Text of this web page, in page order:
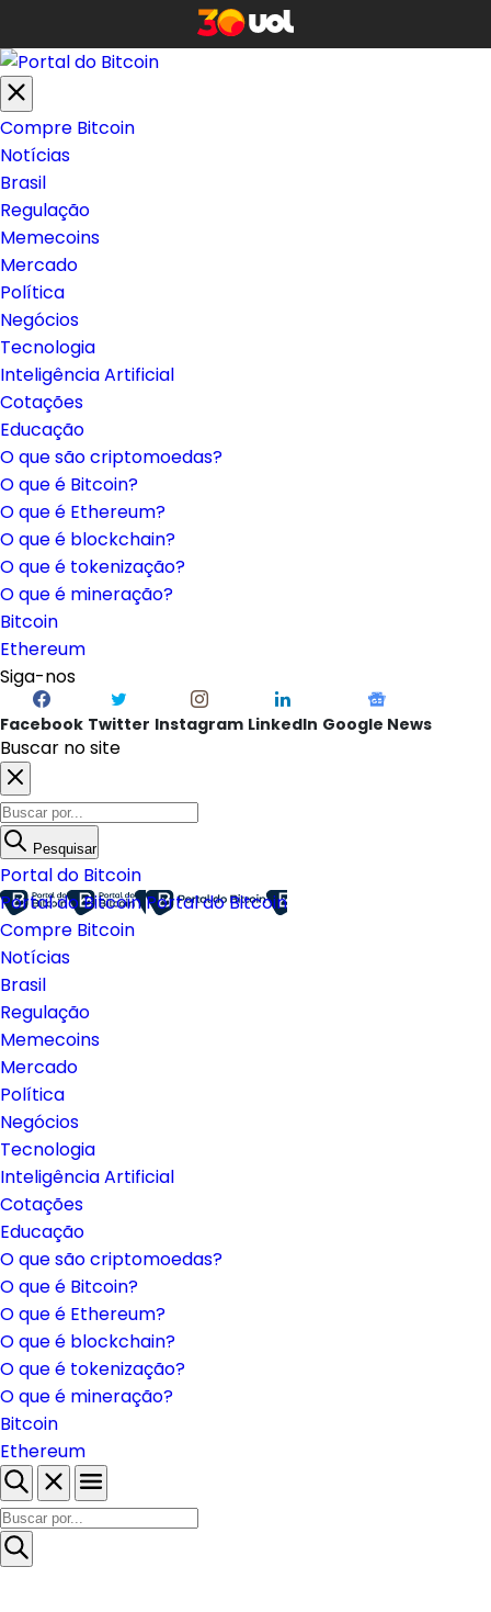
Compre Bitcoin
Notícias
Brasil
Regulação
Memecoins
Mercado
Política
Negócios
Tecnologia
Inteligência Artificial
Cotações
Educação
O que são criptomoedas?
O que é Bitcoin?
O que é Ethereum?
O que é blockchain?
O que é tokenização?
O que é mineração?
Bitcoin
Ethereum
Siga-nos
Facebook Twitter Instagram LinkedIn Google News
Buscar no site
Pesquisar
Portal do Bitcoin
Portal do BitcoinPortal do Bitcoin
Compre Bitcoin
Notícias
Brasil
Regulação
Memecoins
Mercado
Política
Negócios
Tecnologia
Inteligência Artificial
Cotações
Educação
O que são criptomoedas?
O que é Bitcoin?
O que é Ethereum?
O que é blockchain?
O que é tokenização?
O que é mineração?
Bitcoin
Ethereum